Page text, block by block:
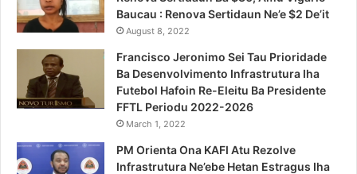
Baucau : Renova Sertidaun Ne’e $2 De’it
August 8, 2022
Francisco Jeronimo Sei Tau Prioridade
Ba Desenvolvimento Infrastrutura Iha
Futebol Hafoin Re-Eleitu Ba Presidente
FFTL Periodu 2022-2026
March 1, 2022
PM Orienta Ona KAFI Atu Rezolve
Infrastrutura Ne’ebe Hetan Estragus Iha